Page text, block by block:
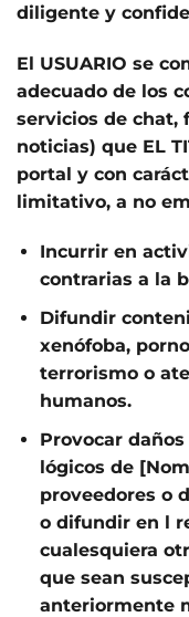
diligente y
El USUARIO se
adecuado de los
servicios de chat,
noticias) que EL
portal y con
limitativo, a no
Incurrir en
contrarias a la
Difundir
xenófoba,
terrorismo o
humanos.
Provocar
lógicos de
proveedores o
o difundir en l
cualesquiera
que sean
anteriormente